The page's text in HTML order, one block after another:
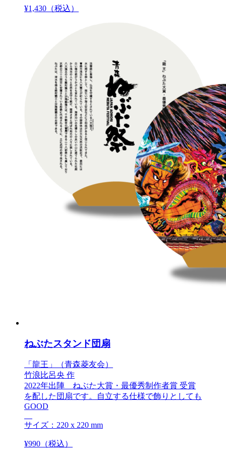
¥1,430 （税込）
ねぶたスタンド団扇
「龍王」（青森菱友会）
竹浪比呂央 作
2022年出陣 ねぶた大賞・最優秀制作者賞 受賞
を配した団扇です。自立する仕様で飾りとしても
GOOD
サイズ：220 x 220 mm
¥990 （税込）